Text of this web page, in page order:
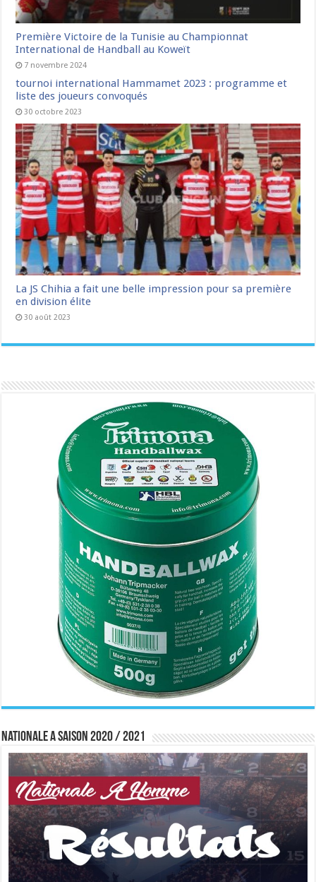
Première Victoire de la Tunisie au Championnat
International de Handball au Koweït
7 novembre 2024
tournoi international Hammamet 2023 : programme et
liste des joueurs convoqués
30 octobre 2023
La JS Chihia a fait une belle impression pour sa première
en division élite
30 août 2023
Nationale A saison 2020 / 2021